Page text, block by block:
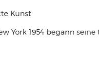
Kunst
York 1954 begann